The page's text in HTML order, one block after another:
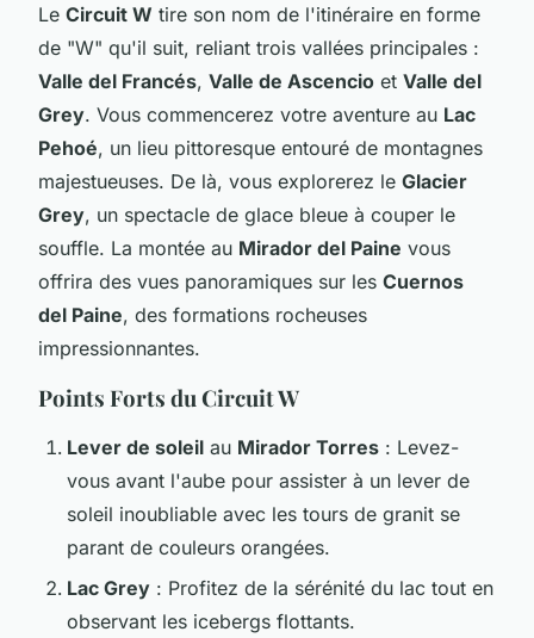
Le Circuit W tire son nom de l'itinéraire en forme
de "W" qu'il suit, reliant trois vallées principales :
Valle del Francés, Valle de Ascencio et Valle del
Grey. Vous commencerez votre aventure au Lac
Pehoé, un lieu pittoresque entouré de montagnes
majestueuses. De là, vous explorerez le Glacier
Grey, un spectacle de glace bleue à couper le
souffle. La montée au Mirador del Paine vous
offrira des vues panoramiques sur les Cuernos
del Paine, des formations rocheuses
impressionnantes.
Points Forts du Circuit W
Lever de soleil au Mirador Torres : Levez-
vous avant l'aube pour assister à un lever de
soleil inoubliable avec les tours de granit se
parant de couleurs orangées.
Lac Grey : Profitez de la sérénité du lac tout en
observant les icebergs flottants.